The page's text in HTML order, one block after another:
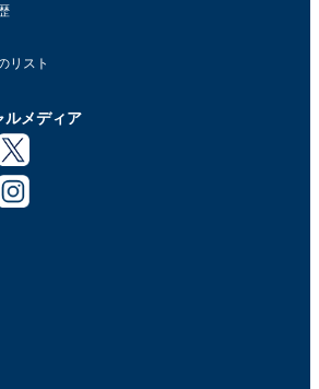
リスト
ルメディア